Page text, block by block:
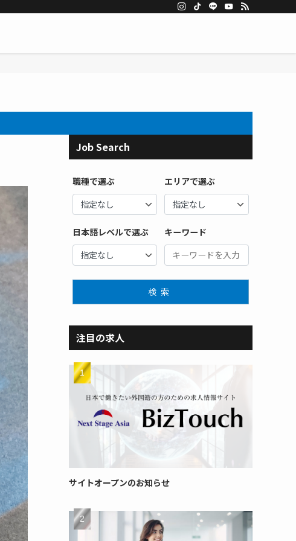
Job Search
職種で選ぶ エリアで選ぶ
日本語レベルで選ぶ キーワード
検索
注目の求人
サイトオープンのお知らせ